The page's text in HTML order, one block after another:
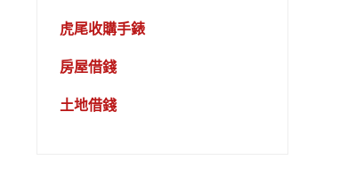
虎尾收購手錶
房屋借錢
土地借錢